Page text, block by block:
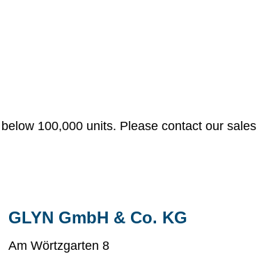
100,000 units. Please contact our sales
GLYN GmbH & Co. KG
Am Wörtzgarten 8